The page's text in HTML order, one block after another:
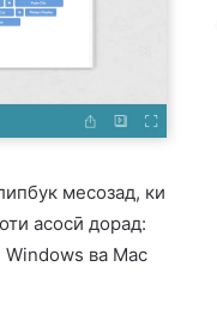
месозад, ки
асосӣ дорад:
ва Mac